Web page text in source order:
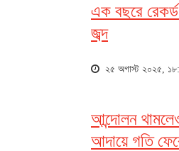
এক বছরে
জব্দ
২৫ অগাস্ট ২০২৫,
আন্দোলন
আদায়ে গতি